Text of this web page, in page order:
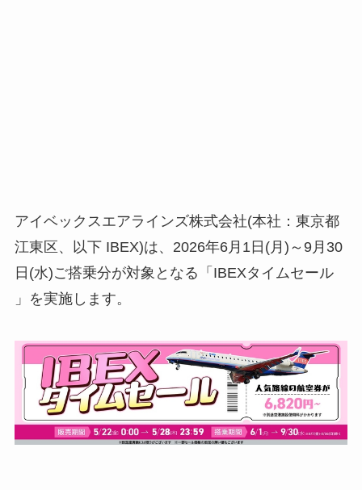
アイベックスエアラインズ株式会社(本社：東京都
江東区、以下 IBEX)は、2026年6月1日(月)～9月30
日(水)ご搭乗分が対象となる「IBEXタイムセール
」を実施します。